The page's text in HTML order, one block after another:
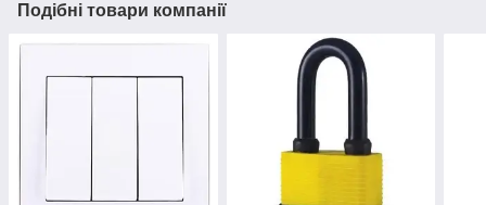
Подібні товари компанії